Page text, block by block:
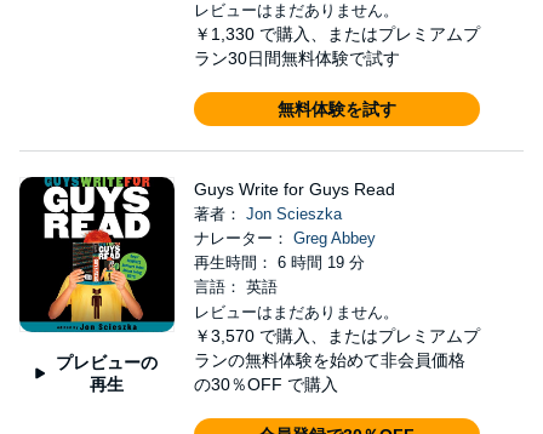
レビューはまだありません。
￥1,330 で購入、またはプレミアムプ
ラン30日間無料体験で試す
無料体験を試す
プレビューの
再生
Guys Write for Guys Read
著者： Jon Scieszka
ナレーター： Greg Abbey
再生時間： 6 時間 19 分
言語： 英語
レビューはまだありません。
￥3,570 で購入、またはプレミアムプ
ランの無料体験を始めて非会員価格
の30％OFF で購入